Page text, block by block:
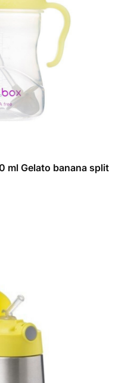
ml Gelato banana split